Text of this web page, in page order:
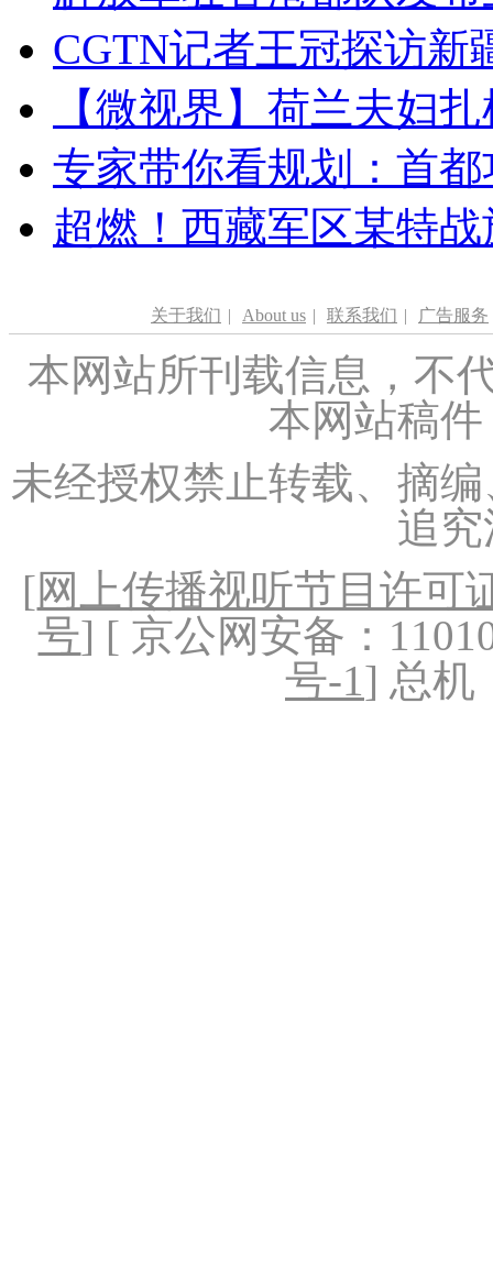
CGTN记者王冠探访新
【微视界】荷兰夫妇
专家带你看规划：首
超燃！西藏军区某特
关于我们 | About us | 联系我们 | 广告服务
本网站所刊载信息，不
本网站稿
未经授权禁止转载、摘
追
[网上传播视听节目许可
号] [ 京公网安备：
号-1] 总机